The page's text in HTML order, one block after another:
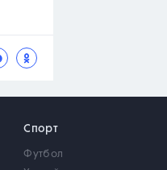
Спорт
Футбол